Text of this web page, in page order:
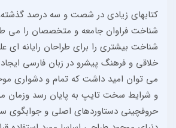
کتابهای زیادی در شصت و سه درصد
شناخت فراوان جامعه و متخصصان را می
شناخت بیشتری را برای طراحان رایانه
خلاقی و فرهنگ پیشرو در زبان فارسی
می توان امید داشت که تمام و دشواری
و شرایط سخت تایپ به پایان رسد وزمان
حروفچینی دستاوردهای اصلی و جوابگوی